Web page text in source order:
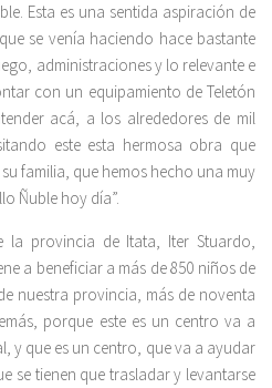
Esta es una sentida aspiración de
se venía haciendo hace bastante
administraciones y lo relevante e
con un equipamiento de Teletón
acá, a los alrededores de mil
este esta hermosa obra que
familia, que hemos hecho una muy
Ñuble hoy día”.
la provincia de Itata, Iter Stuardo,
a beneficiar a más de 850 niños de
nuestra provincia, más de noventa
porque este es un centro va a
y que es un centro, que va a ayudar
se tienen que trasladar y levantarse